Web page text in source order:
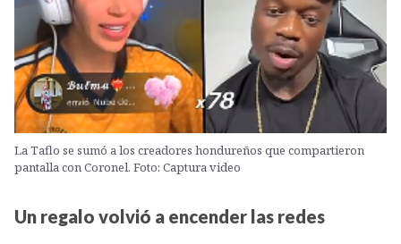
La Taflo se sumó a los creadores hondureños que compartieron
pantalla con Coronel. Foto: Captura video
Un regalo volvió a encender las redes